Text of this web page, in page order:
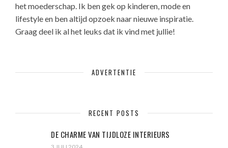
het moederschap. Ik ben gek op kinderen, mode en
lifestyle en ben altijd opzoek naar nieuwe inspiratie.
Graag deel ik al het leuks dat ik vind met jullie!
ADVERTENTIE
RECENT POSTS
DE CHARME VAN TIJDLOZE INTERIEURS